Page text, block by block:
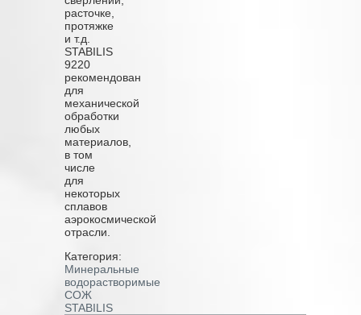
расточке,
протяжке
и т.д.
STABILIS
9220
рекомендован
для
механической
обработки
любых
материалов,
в том
числе
для
некоторых
сплавов
аэрокосмической
отрасли.
Категория:
Минеральные
водорастворимые
СОЖ
STABILIS